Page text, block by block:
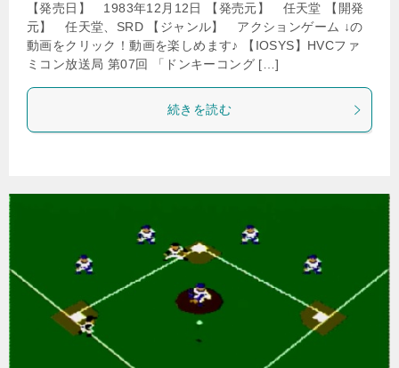
【発売日】 1983年12月12日 【発売元】 任天堂 【開発
元】 任天堂、SRD 【ジャンル】 アクションゲーム ↓の
動画をクリック！動画を楽しめます♪ 【IOSYS】HVCファ
ミコン放送局 第07回 「ドンキーコング […]
続きを読む